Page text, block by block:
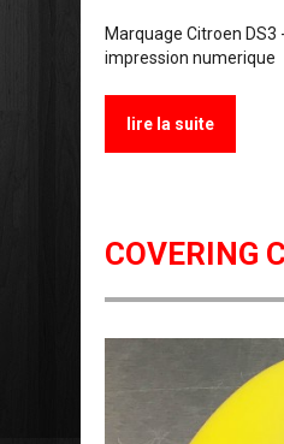
Marquage Citroen
impression numerique
lire la suite
COVERING